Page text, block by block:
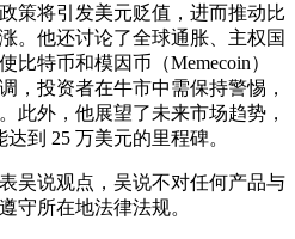
策将引发美元贬值，进而推动比
。他还讨论了全球通胀、主权国
比特币和模因币（Memecoin）
，投资者在牛市中需保持警惕，
此外，他展望了未来市场趋势，
到 25 万美元的里程碑。
吴说观点，吴说不对任何产品与
守所在地法律法规。